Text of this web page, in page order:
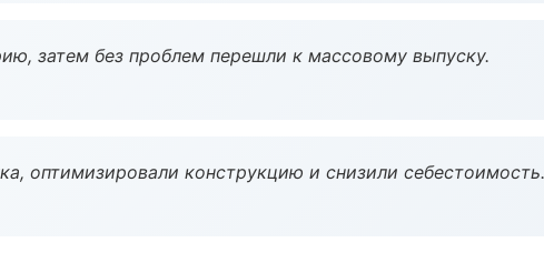
затем без проблем перешли к массовому выпуску.
оптимизировали конструкцию и снизили себестоимость.